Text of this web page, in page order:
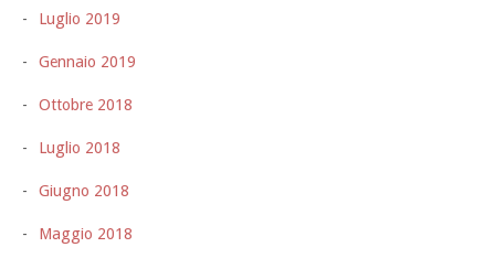
Luglio 2019
Gennaio 2019
Ottobre 2018
Luglio 2018
Giugno 2018
Maggio 2018